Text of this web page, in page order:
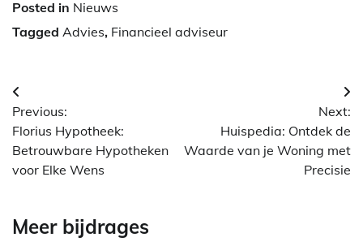
Posted in Nieuws
Tagged Advies, Financieel adviseur
Berichtnavigatie
Previous:
Florius Hypotheek:
Betrouwbare Hypotheken
voor Elke Wens
Next:
Huispedia: Ontdek de
Waarde van je Woning met
Precisie
Meer bijdrages